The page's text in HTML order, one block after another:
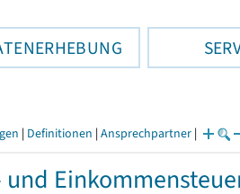
| Definitionen | Ansprechpartner |